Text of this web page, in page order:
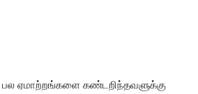
ஏமாற்றங்களை கண்டறிந்தவளுக்கு